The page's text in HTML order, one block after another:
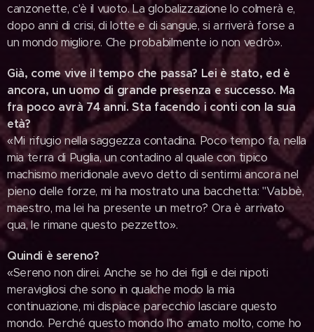
canzonette, c'è il vuoto. La globalizzazione lo colmerà e,
dopo anni di crisi, di lotte e di sangue, si arriverà forse a
un mondo migliore. Che probabilmente io non vedrò».
Già, come vive il tempo che passa? Lei è stato, ed è
ancora, un uomo di grande presenza e successo. Ma
fra poco avrà 74 anni. Sta facendo i conti con la sua
età?
«Mi rifugio nella saggezza contadina. Poco tempo fa, nella
mia terra di Puglia, un contadino al quale con tipico
machismo meridionale avevo detto di sentirmi ancora nel
pieno delle forze, mi ha mostrato una bacchetta: "Vabbè,
maestro, ma lei ha presente un metro? Ora è arrivato
qua, le rimane questo pezzetto».
Quindi è sereno?
«Sereno non direi. Anche se ho dei figli e dei nipoti
meravigliosi che sono in qualche modo la mia
continuazione, mi dispiace parecchio lasciare questo
mondo. Perché questo mondo l'ho amato molto, come ho